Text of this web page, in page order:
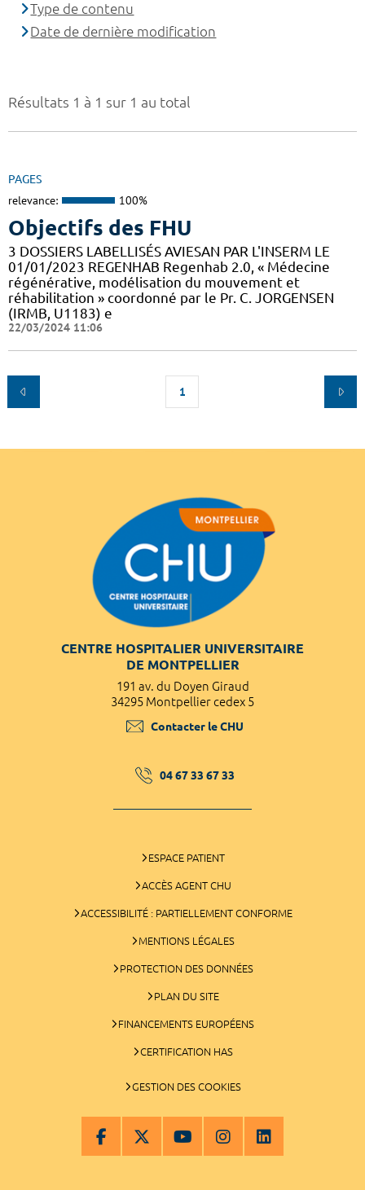
Résultats 1 à 1 sur 1 au total
PAGES
relevance: 100%
Objectifs des FHU
3 DOSSIERS LABELLISÉS AVIESAN PAR L'INSERM LE
01/01/2023 REGENHAB Regenhab 2.0, « Médecine
régénérative, modélisation du mouvement et
réhabilitation » coordonné par le Pr. C. JORGENSEN
(IRMB, U1183) e
22/03/2024 11:06
1
Type de contenu
Date de dernière modification
CENTRE HOSPITALIER UNIVERSITAIRE
DE MONTPELLIER
191 av. du Doyen Giraud
34295 Montpellier cedex 5
Contacter le CHU
04 67 33 67 33
ESPACE PATIENT
ACCÈS AGENT CHU
ACCESSIBILITÉ : PARTIELLEMENT CONFORME
MENTIONS LÉGALES
PROTECTION DES DONNÉES
PLAN DU SITE
FINANCEMENTS EUROPÉENS
CERTIFICATION HAS
GESTION DES COOKIES